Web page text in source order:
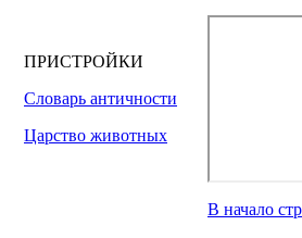
ПРИСТРОЙКИ
Словарь античности
Царство животных
В начало